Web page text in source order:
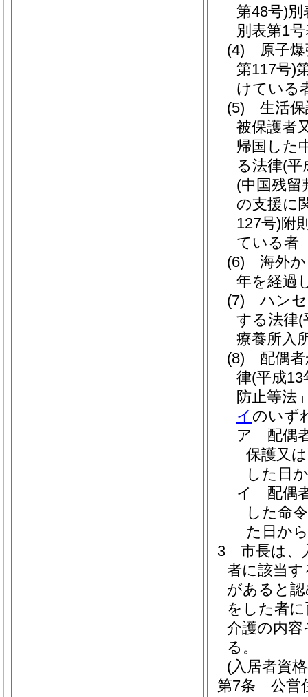
第48号)別
別表第1
(4)
原子
第117号)
けている
(5)
生活
被保護者
帰国した
る法律(平
(中国残留
の支援に
127号)附
ている者
(6)
海外
年を経過
(7)
ハン
する法律(
療養所入
(8)
配偶
律(平成
防止等法
イ のいず
ア
配偶
保護又
した日
イ
配偶
した命
た日か
3
市長は、
者に該当
があると
をした者
介護の内
る。
(入居者資
第7条
公営